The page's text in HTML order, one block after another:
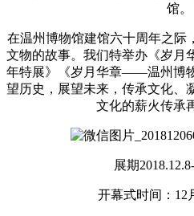
馆。
在温州博物馆建馆六十周年之际
文物的故事。我们特举办《岁
年特展》《岁月华章——温州博
望历史，展望未来，传承文化、
文化的薪火传承
展期
开幕式时间：12